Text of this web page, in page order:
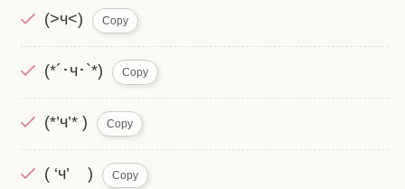
(>ч<) Copy
(*´･ч･`*) Copy
(*’ч’* ) Copy
( ‘ч’ ) Copy